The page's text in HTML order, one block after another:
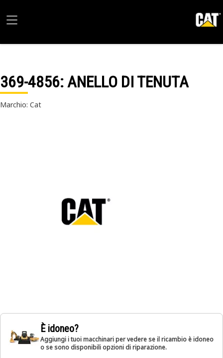
369-4856: ANELLO DI TENUTA
Marchio: Cat
È idoneo?
Aggiungi i tuoi macchinari per vedere se il ricambio è idoneo
o se sono disponibili opzioni di riparazione.